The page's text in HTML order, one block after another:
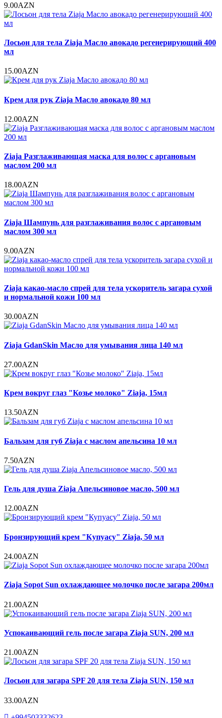
9.00AZN
Лосьон для тела Ziaja Масло авокадо регенерирующий 400
мл
15.00AZN
Крем для рук Ziaja Масло авокадо 80 мл
12.00AZN
Ziaja Разглаживающая маска для волос с аргановым
маслом 200 мл
18.00AZN
Ziaja Шампунь для разглаживания волос с аргановым
маслом 300 мл
9.00AZN
Ziaja какао-масло спрей для тела ускоритель загара сухой
и нормальной кожи 100 мл
30.00AZN
Ziaja GdanSkin Масло для умывания лица 140 мл
27.00AZN
Крем вокруг глаз "Козье молоко" Ziaja, 15мл
13.50AZN
Бальзам для губ Ziaja с маслом апельсина 10 мл
7.50AZN
Гель для душа Ziaja Апельсиновое масло, 500 мл
12.00AZN
Бронзирующий крем "Купуасу" Ziaja, 50 мл
24.00AZN
Ziaja Sopot Sun охлаждающее молочко после загара 200мл
21.00AZN
Успокаивающий гель после загара Ziaja SUN, 200 мл
21.00AZN
Лосьон для загара SPF 20 для тела Ziaja SUN, 150 мл
33.00AZN